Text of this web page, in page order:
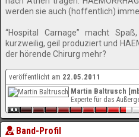
werden sie auch (hoffentlich)
“Hospital Carnage” macht
kurzweilig, geil produziert und
der hörende Chirurg mehr?
veröffentlicht am 22.05.2011
Martin Baltrusch
Experte für das
Band-Profil